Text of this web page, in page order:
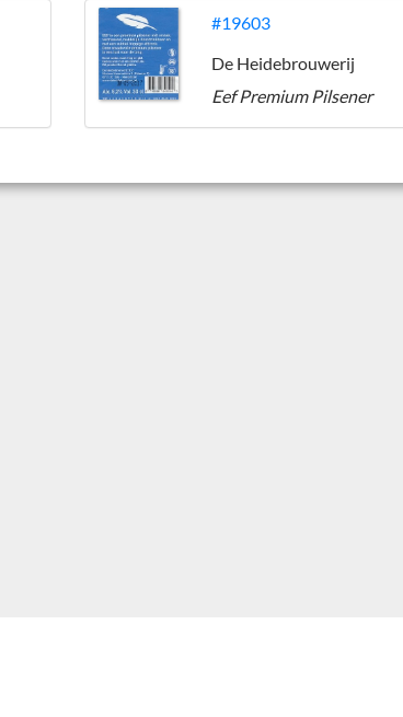
#19603
De Heidebrouwerij
Eef Premium Pilsener